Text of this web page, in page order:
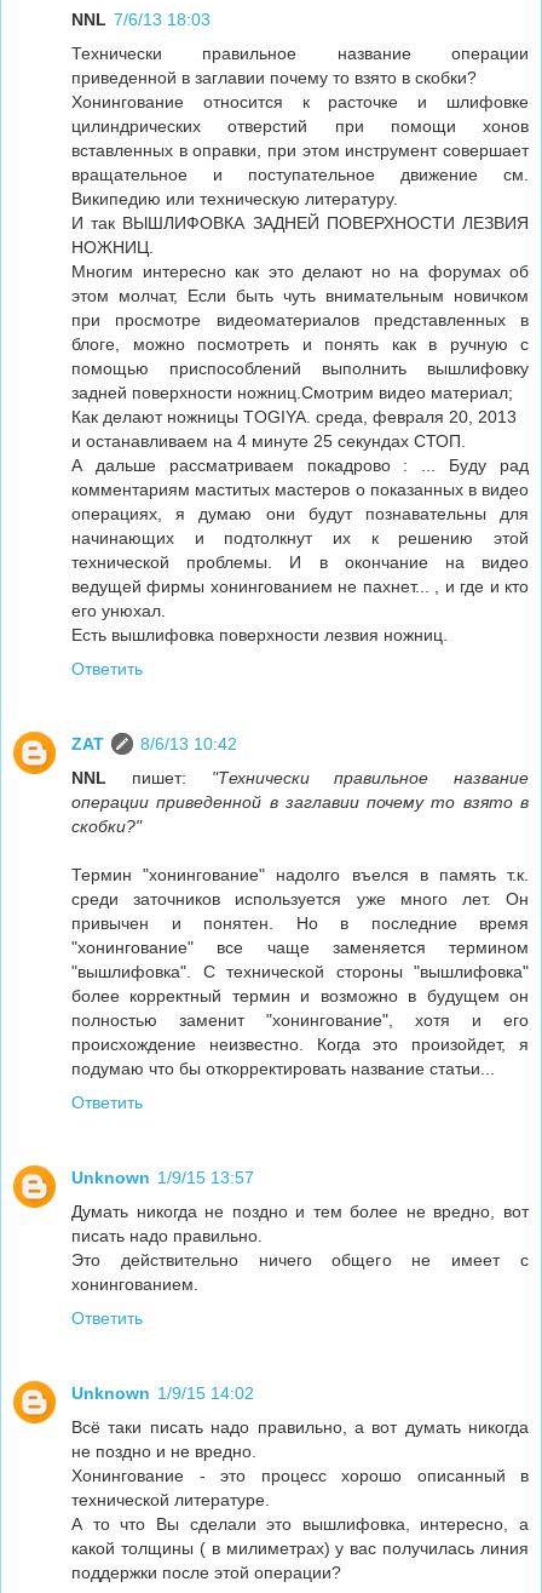
NNL 7/6/13 18:03
Технически правильное название операции
приведенной в заглавии почему то взято в скобки?
Хонингование относится к расточке и шлифовке
цилиндрических отверстий при помощи хонов
вставленных в оправки, при этом инструмент совершает
вращательное и поступательное движение см.
Википедию или техническую литературу.
И так ВЫШЛИФОВКА ЗАДНЕЙ ПОВЕРХНОСТИ ЛЕЗВИЯ
НОЖНИЦ.
Многим интересно как это делают но на форумах об
этом молчат, Если быть чуть внимательным новичком
при просмотре видеоматериалов представленных в
блоге, можно посмотреть и понять как в ручную с
помощью приспособлений выполнить вышлифовку
задней поверхности ножниц.Смотрим видео материал;
Как делают ножницы TOGIYA. среда, февраля 20, 2013
и останавливаем на 4 минуте 25 секундах СТОП.
А дальше рассматриваем покадрово : ... Буду рад
комментариям маститых мастеров о показанных в видео
операциях, я думаю они будут познавательны для
начинающих и подтолкнут их к решению этой
технической проблемы. И в окончание на видео
ведущей фирмы хонингованием не пахнет... , и где и кто
его унюхал.
Есть вышлифовка поверхности лезвия ножниц.
Ответить
ZAT
8/6/13 10:42
NNL пишет: "Технически правильное название
операции приведенной в заглавии почему то взято в
скобки?"
Термин "хонингование" надолго въелся в память т.к.
среди заточников используется уже много лет. Он
привычен и понятен. Но в последние время
"хонингование" все чаще заменяется термином
"вышлифовка". С технической стороны "вышлифовка"
более корректный термин и возможно в будущем он
полностью заменит "хонингование", хотя и его
происхождение неизвестно. Когда это произойдет, я
подумаю что бы откорректировать название статьи...
Ответить
Unknown 1/9/15 13:57
Думать никогда не поздно и тем более не вредно, вот
писать надо правильно.
Это действительно ничего общего не имеет с
хонингованием.
Ответить
Unknown 1/9/15 14:02
Всё таки писать надо правильно, а вот думать никогда
не поздно и не вредно.
Хонингование - это процесс хорошо описанный в
технической литературе.
А то что Вы сделали это вышлифовка, интересно, а
какой толщины ( в милиметрах) у вас получилась линия
поддержки после этой операции?